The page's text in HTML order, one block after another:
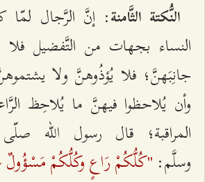
النُّكتة الثَّامنة: إنَّ الرَّجال لمّا
النساء بجهات من التَّفضيل فلا
جانِبَهنَّ؛ فلا يُؤذُوهنَّ ولا
وأن يُلاحظوا فيهنَّ ما يُلاحِظ
المراقبة؛ قال‌ رسول الله
وسلَّم: "كُلُّكُمْ رَاعٍ وكُلُّكُمْ مَسْؤُولٌ